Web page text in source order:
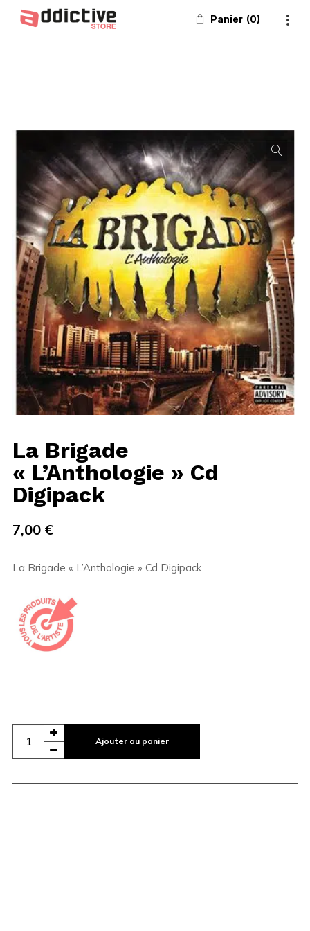
Panier 0
La Brigade
« L’Anthologie » Cd
Digipack
7,00 €
La Brigade « L’Anthologie » Cd Digipack
Ajouter au panier